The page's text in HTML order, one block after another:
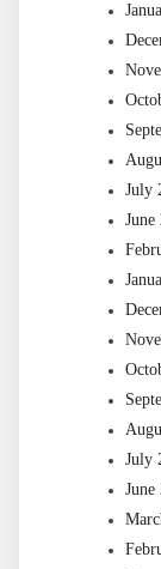
July
June
July
June